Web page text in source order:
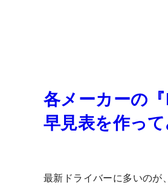
各メーカーの
早見表を作っ
最新ドライバーに多いのが